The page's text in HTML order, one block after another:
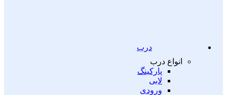
درب
انواع درب
پارکینگ
لابی
ورودی